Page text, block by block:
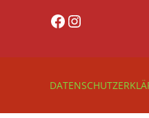
Facebook
Instagram